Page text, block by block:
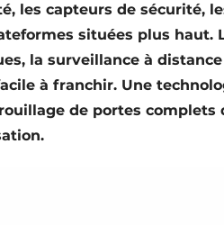
les capteurs de sécurité,
situées plus haut.
la surveillance à
à franchir. Une
de portes